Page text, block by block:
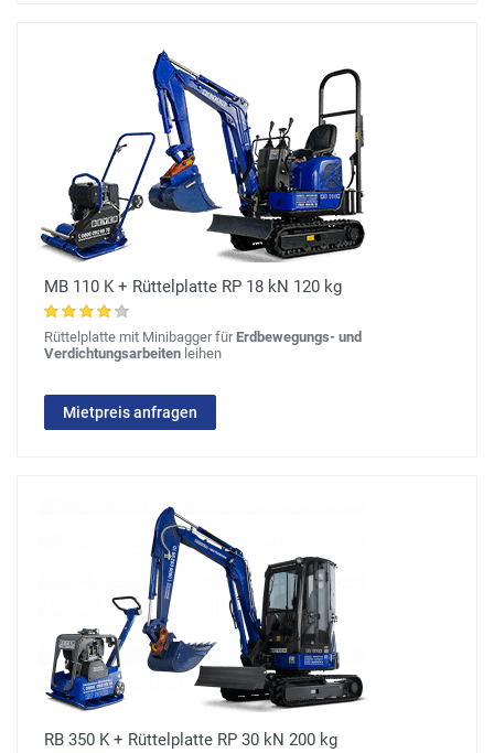
MB 110 K + Rüttelplatte RP 18 kN 120 kg
Rüttelplatte mit Minibagger fürErdbewegungs- und
Verdichtungsarbeiten leihen
Mietpreis anfragen
RB 350 K + Rüttelplatte RP 30 kN 200 kg